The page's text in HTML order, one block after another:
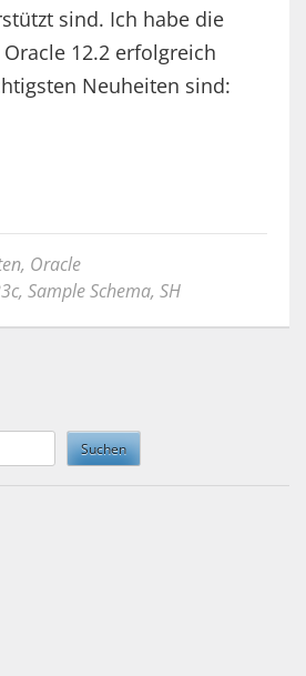
sind. Ich habe die
12.2 erfolgreich
Neuheiten sind:
, Oracle
, Sample Schema, SH
Suchen